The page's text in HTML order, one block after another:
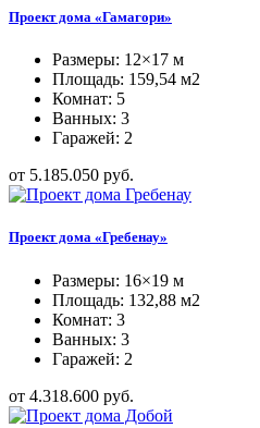
Проект дома «Гамагори»
Размеры: 12×17 м
Площадь: 159,54 м2
Комнат: 5
Ванных: 3
Гаражей: 2
от 5.185.050 руб.
Проект дома «Гребенау»
Размеры: 16×19 м
Площадь: 132,88 м2
Комнат: 3
Ванных: 3
Гаражей: 2
от 4.318.600 руб.